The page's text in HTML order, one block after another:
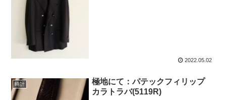
2022.05.02
時計
極地にて：パテックフィリップ
カラトラバ(5119R)